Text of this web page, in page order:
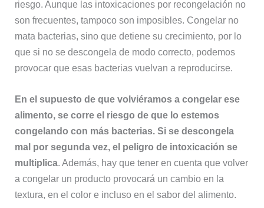
riesgo. Aunque las intoxicaciones por recongelación no
son frecuentes, tampoco son imposibles. Congelar no
mata bacterias, sino que detiene su crecimiento, por lo
que si no se descongela de modo correcto, podemos
provocar que esas bacterias vuelvan a reproducirse.
En el supuesto de que volviéramos a congelar ese
alimento, se corre el riesgo de que lo estemos
congelando con más bacterias. Si se descongela
mal por segunda vez, el peligro de intoxicación se
multiplica. Además, hay que tener en cuenta que volver
a congelar un producto provocará un cambio en la
textura, en el color e incluso en el sabor del alimento.